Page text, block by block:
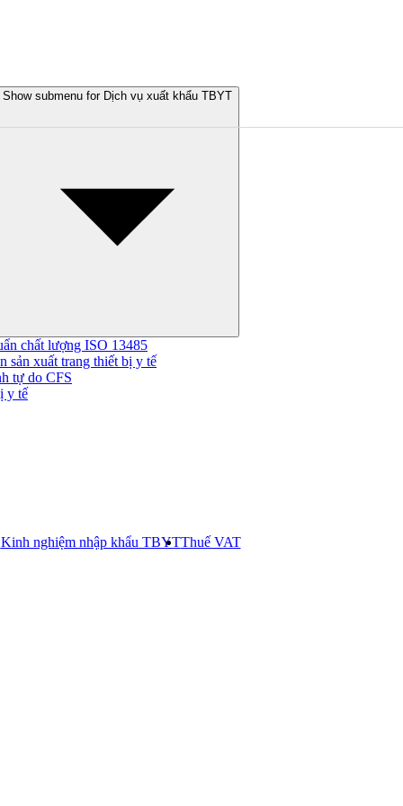
Show submenu for Dịch vụ xuất khẩu TBYT
chất lượng ISO 13485
sản xuất trang thiết bị y tế
tự do CFS
y tế
Kinh nghiệm nhập khẩu TBYTThuế VAT